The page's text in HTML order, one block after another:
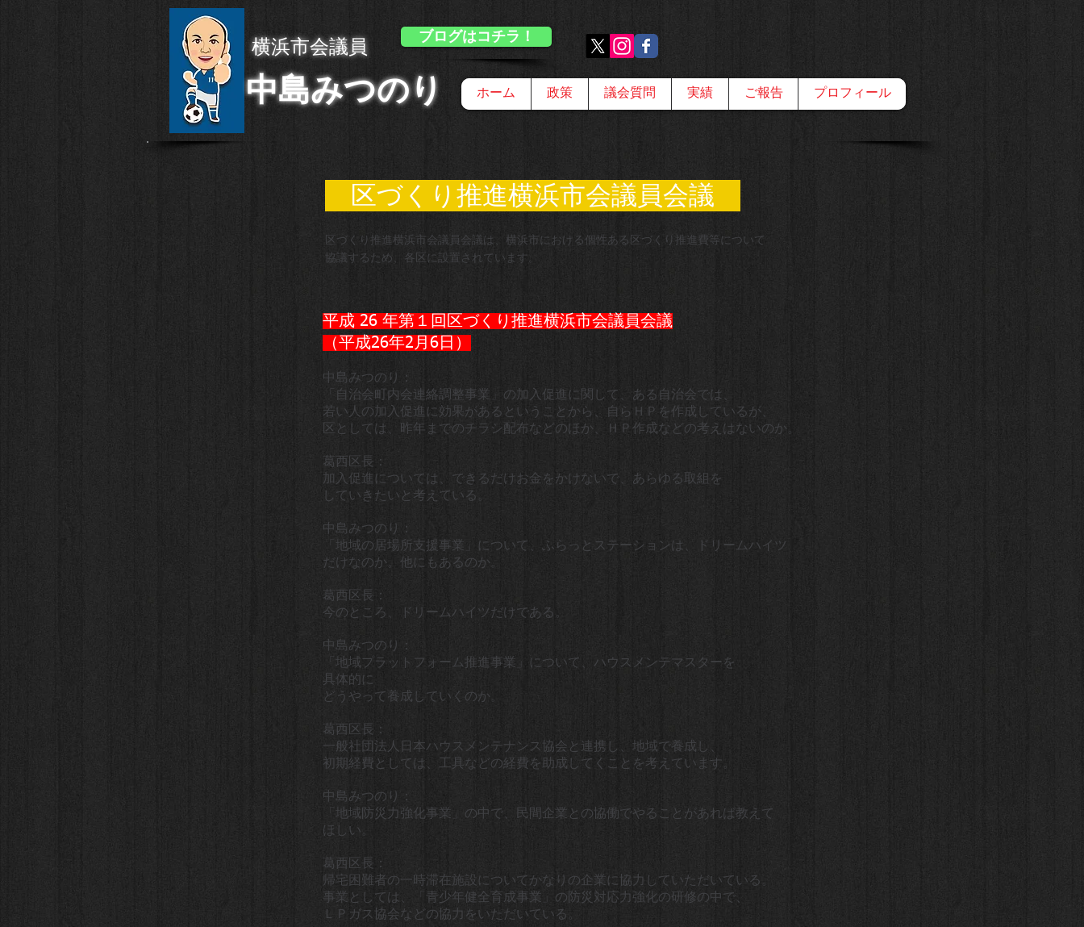
横浜市会議員 ブログはコチラ！
中島みつのり ホーム 政策 議会質問 実績 ご報告 プロフィール
区づくり推進横浜市会議員会議
区づくり推進横浜市会議員会議は、横浜市における個性ある区づくり推進費等について
協議するため、各区に設置されています。
平成 26 年第１回区づくり推進横浜市会議員会議
（平成26年2月6日）
中島みつのり：
「自治会町内会連絡調整事業」の加入促進に関して、ある自治会では、
若い人の加入促進に効果があるということから、自らＨＰを作成しているが、
区としては、昨年までのチラシ配布などのほか、ＨＰ作成などの考えはないのか。
葛西区長：
加入促進については、できるだけお金をかけないで、あらゆる取組を
していきたいと考えている。
中島みつのり：
「地域の居場所支援事業」について、ふらっとステーションは、ドリームハイツ
だけなのか。他にもあるのか。
葛西区長：
今のところ、ドリームハイツだけである。
中島みつのり：
「地域プラットフォーム推進事業」について、ハウスメンテマスターを
具体的に
どうやって養成していくのか。
葛西区長：
一般社団法人日本ハウスメンテナンス協会と連携し、地域で養成し、
初期経費としては、工具などの経費を助成してくことを考えています。
中島みつのり：
「地域防災力強化事業」の中で、民間企業との協働でやることがあれば教えて
ほしい。
葛西区長：
帰宅困難者の一時滞在施設についてかなりの企業に協力していただいている。
事業としては、「青少年健全育成事業」の防災対応力強化の研修の中で、
ＬＰガス協会などの協力をいただいている。